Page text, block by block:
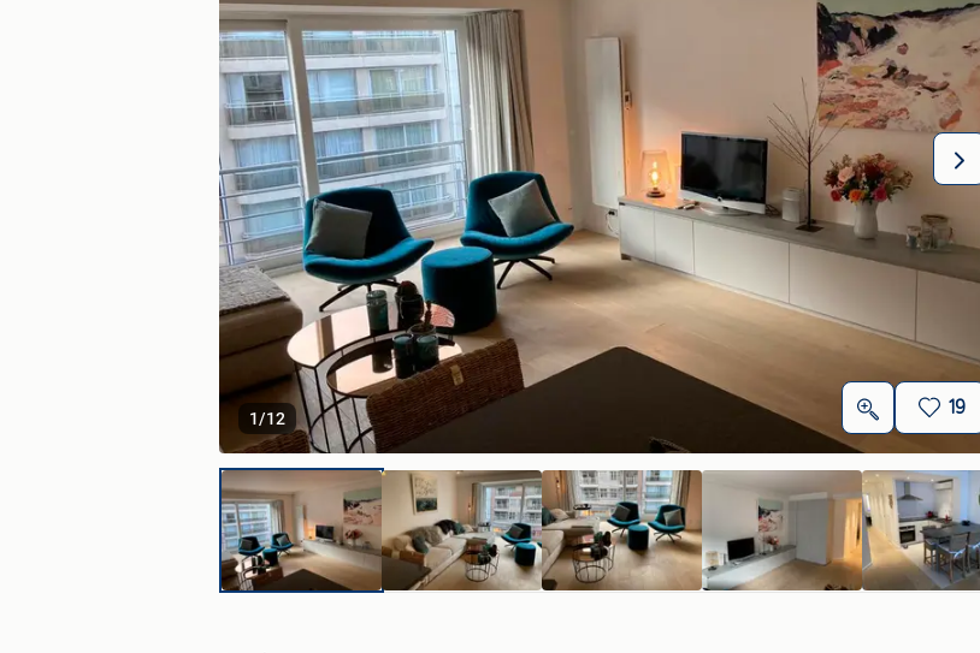
1/12
19